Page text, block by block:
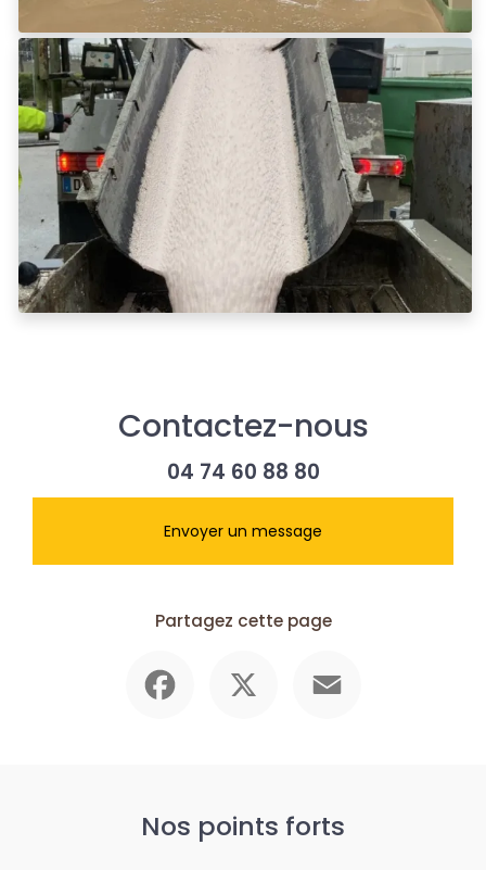
Contactez-nous
04 74 60 88 80
Envoyer un message
Partagez cette page
Nos points forts